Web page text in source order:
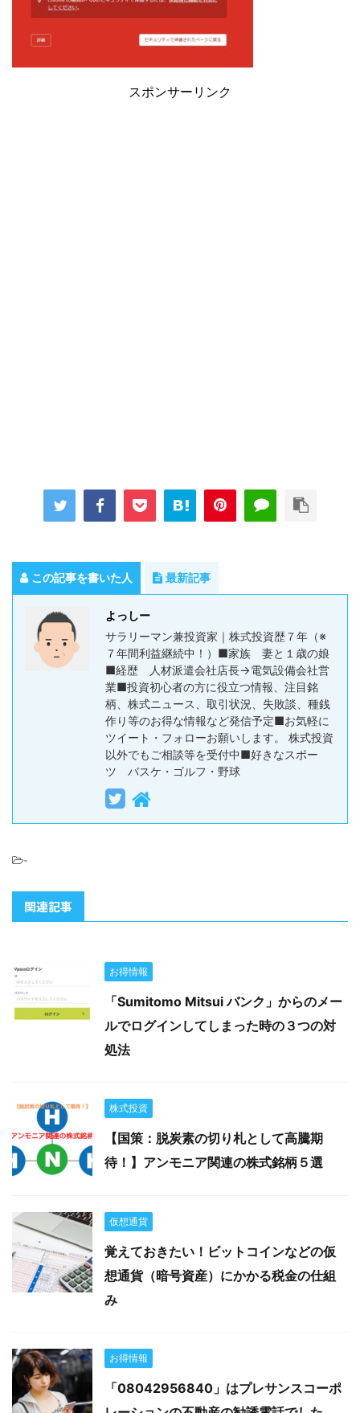
スポンサーリンク
この記事を書いた人 最新記事
よっしー
サラリーマン兼投資家｜株式投資歴７年（※
７年間利益継続中！）■家族 妻と１歳の娘
■経歴 人材派遣会社店長→電気設備会社営
業■投資初心者の方に役立つ情報、注目銘
柄、株式ニュース、取引状況、失敗談、種銭
作り等のお得な情報など発信予定■お気軽に
ツイート・フォローお願いします。 株式投資
以外でもご相談等を受付中■好きなスポー
ツ バスケ・ゴルフ・野球
-
関連記事
お得情報
「Sumitomo Mitsui バンク」からのメー
ルでログインしてしまった時の３つの対
処法
株式投資
【国策：脱炭素の切り札として高騰期
待！】アンモニア関連の株式銘柄５選
仮想通貨
覚えておきたい！ビットコインなどの仮
想通貨（暗号資産）にかかる税金の仕組
み
お得情報
「08042956840」はプレサンスコーポ